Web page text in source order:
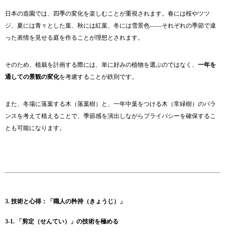
日本の造園では、四季の変化を楽しむことが重視されます。春には桜やツツ
ジ、夏には青々とした葉、秋には紅葉、冬には雪景色――それぞれの季節で違
った表情を見せる庭を作ることが理想とされます。
そのため、植栽を計画する際には、単に好みの植物を選ぶのではなく、 一年を
通しての景観の変化を考慮することが鉄則です。
また、冬場に落葉する木（落葉樹）と、一年中葉をつける木（常緑樹）のバラ
ンスを考えて植えることで、季節感を演出しながらプライバシーを確保するこ
とも可能になります。
3. 技術と心得：「職人の矜持（きょうじ）」
3-1. 「剪定（せんてい）」の技術を極める